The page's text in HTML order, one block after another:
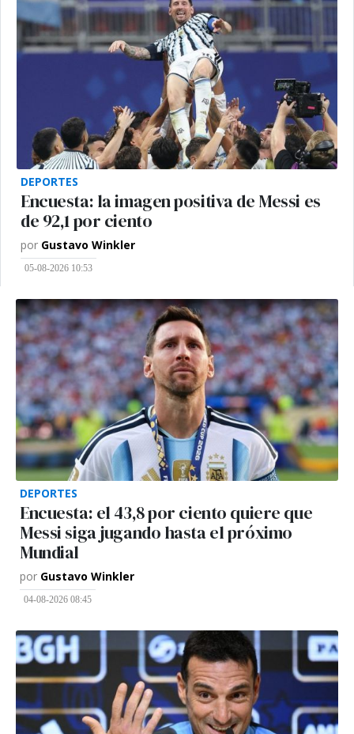
DEPORTES
Encuesta: la imagen positiva de Messi es
de 92,1 por ciento
por Gustavo Winkler
05-08-2026 10:53
DEPORTES
Encuesta: el 43,8 por ciento quiere que
Messi siga jugando hasta el próximo
Mundial
por Gustavo Winkler
04-08-2026 08:45